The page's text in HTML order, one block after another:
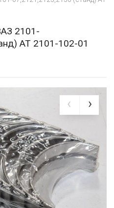
2101-
AT 2101-102-01